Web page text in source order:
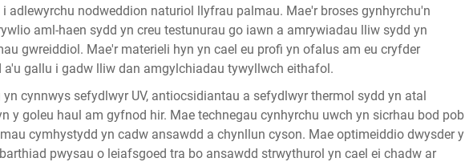
adlewyrchu nodweddion naturiol llyfrau palmau. Mae'r broses gynhyrchu'n
aml-haen sydd yn creu testunurau go iawn a amrywiadau lliw sydd yn
gwreiddiol. Mae'r materieli hyn yn cael eu profi yn ofalus am eu cryfder
a'u gallu i gadw lliw dan amgylchiadau tywyllwch eithafol.
cynnwys sefydlwyr UV, antiocsidiantau a sefydlwyr thermol sydd yn atal
y goleu haul am gyfnod hir. Mae technegau cynhyrchu uwch yn sicrhau bod pob
cymhystydd yn cadw ansawdd a chynllun cyson. Mae optimeiddio dwysder y
pwysau o leiafsgoed tra bo ansawdd strwythurol yn cael ei chadw ar